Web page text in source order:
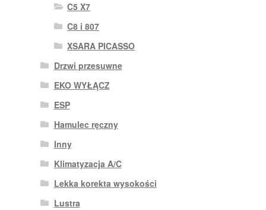
C5 X7
C8 i 807
XSARA PICASSO
Drzwi przesuwne
EKO WYŁĄCZ
ESP
Hamulec ręczny
Inny
Klimatyzacja A/C
Lekka korekta wysokości
Lustra